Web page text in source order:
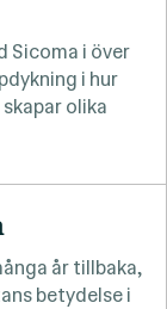
Sicoma i över
i hur
olika
år tillbaka,
betydelse i